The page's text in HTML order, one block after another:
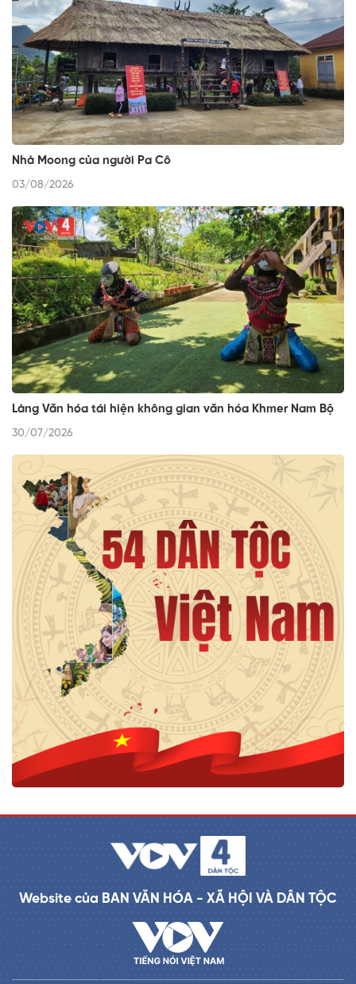
Nhà Moong của người Pa Cô
03/08/2026
Làng Văn hóa tái hiện không gian văn hóa Khmer Nam Bộ
30/07/2026
Website của BAN VĂN HÓA - XÃ HỘI VÀ DÂN TỘC